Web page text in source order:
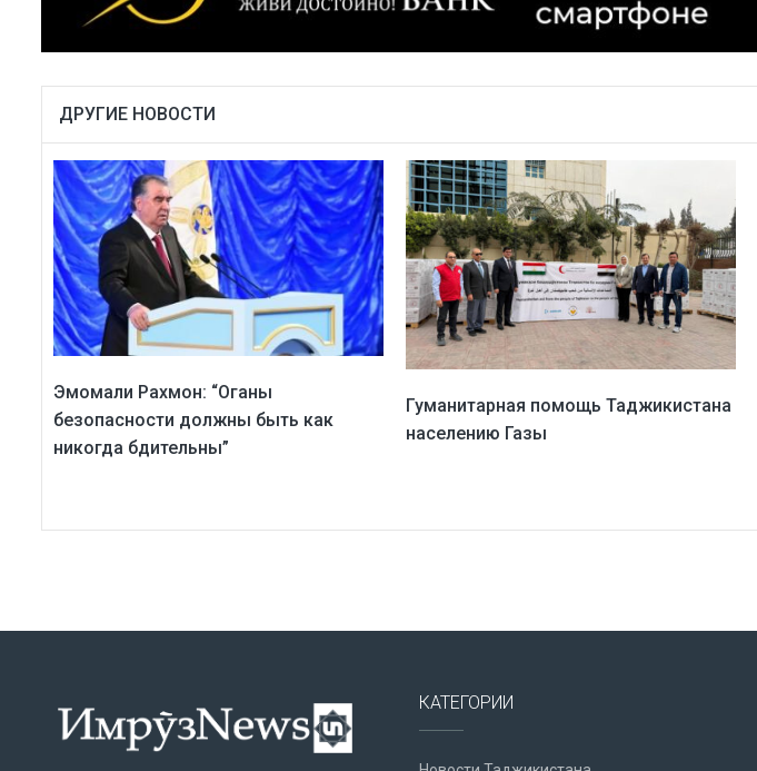
ДРУГИЕ НОВОСТИ
Эмомали Рахмон: “Оганы
безопасности должны быть как
никогда бдительны”
Гуманитарная помощь Таджикистана
населению Газы
КАТЕГОРИИ